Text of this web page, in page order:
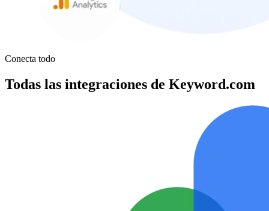
Conecta todo
Todas las integraciones de Keyword.com